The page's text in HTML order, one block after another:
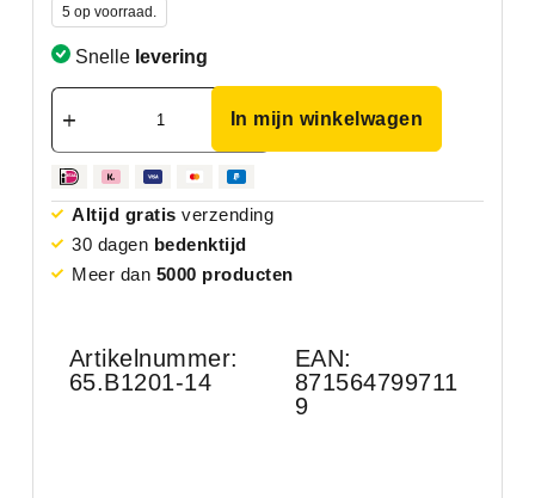
5 op voorraad.
Snelle levering
In mijn winkelwagen
Altijd gratis verzending
30 dagen bedenktijd
Meer dan 5000 producten
Artikelnummer:
65.B1201-14
EAN:
871564799711
9